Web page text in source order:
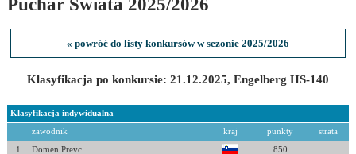
« powróć do listy konkursów w sezonie 2025/2026
Klasyfikacja po konkursie: 21.12.2025, Engelberg HS-140
Klasyfikacja indywidualna
zawodnik kraj punkty strata
1 Domen Prevc 850